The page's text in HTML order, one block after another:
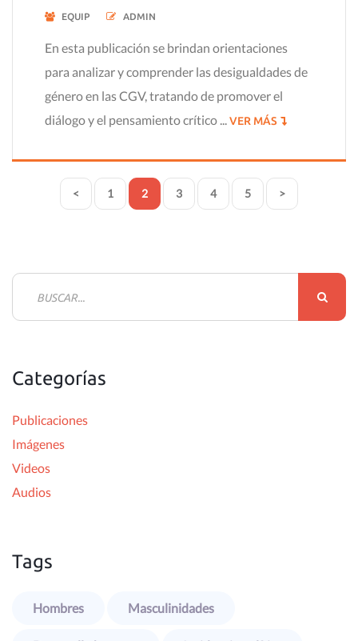
EQUIP ADMIN
En esta publicación se brindan orientaciones
para analizar y comprender las desigualdades de
género en las CGV, tratando de promover el
diálogo y el pensamiento crítico ...VER MÁS
< 1 2 3 4 5 >
B
a
:
Categorías
Publicaciones
Imágenes
Videos
Audios
Tags
Hombres Masculinidades